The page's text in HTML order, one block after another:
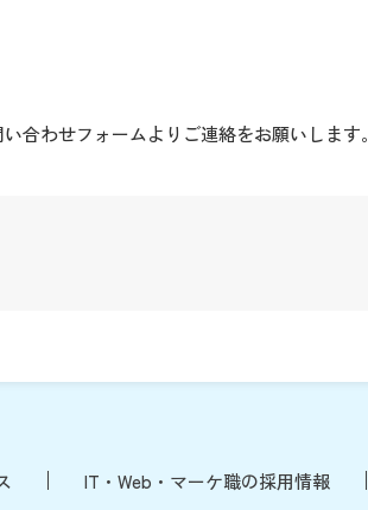
合わせフォームよりご連絡をお願いします。
IT・Web・マーケ職の採用情報